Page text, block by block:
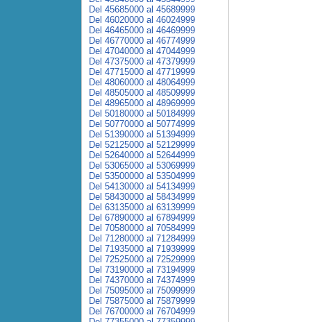
Del 45685000 al 45689999
Del 46020000 al 46024999
Del 46465000 al 46469999
Del 46770000 al 46774999
Del 47040000 al 47044999
Del 47375000 al 47379999
Del 47715000 al 47719999
Del 48060000 al 48064999
Del 48505000 al 48509999
Del 48965000 al 48969999
Del 50180000 al 50184999
Del 50770000 al 50774999
Del 51390000 al 51394999
Del 52125000 al 52129999
Del 52640000 al 52644999
Del 53065000 al 53069999
Del 53500000 al 53504999
Del 54130000 al 54134999
Del 58430000 al 58434999
Del 63135000 al 63139999
Del 67890000 al 67894999
Del 70580000 al 70584999
Del 71280000 al 71284999
Del 71935000 al 71939999
Del 72525000 al 72529999
Del 73190000 al 73194999
Del 74370000 al 74374999
Del 75095000 al 75099999
Del 75875000 al 75879999
Del 76700000 al 76704999